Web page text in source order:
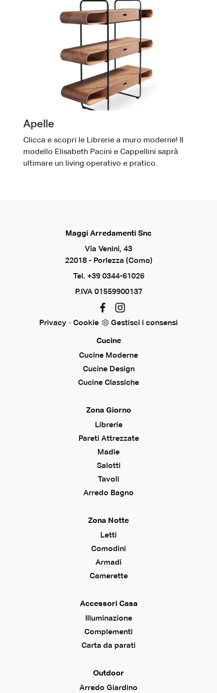
Apelle
Clicca e scopri le Librerie a muro moderne! Il
modello Elisabeth Pacini e Cappellini saprà
ultimare un living operativo e pratico.
Maggi Arredamenti Snc
Via Venini, 43
22018 - Porlezza (Como)
Tel. +39 0344-61026
P.IVA 01559900137
Privacy - Cookie Gestisci i consensi
Cucine
Cucine Moderne
Cucine Design
Cucine Classiche
Zona Giorno
Librerie
Pareti Attrezzate
Madie
Salotti
Tavoli
Arredo Bagno
Zona Notte
Letti
Comodini
Armadi
Camerette
Accessori Casa
Illuminazione
Complementi
Carta da parati
Outdoor
Arredo Giardino